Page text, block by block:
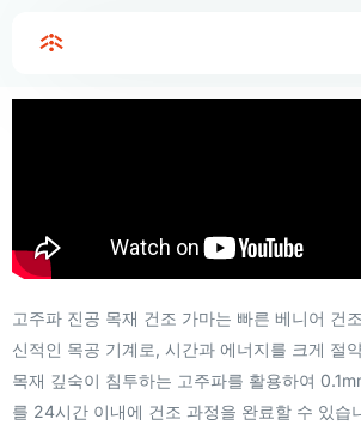
고주파 진공 목재 건조 가마는 빠른 베니어 건
신적인 목공 기계로, 시간과 에너지를 크게 절
목재 깊숙이 침투하는 고주파를 활용하여
를 24시간 이내에 건조 과정을 완료할 수 있습